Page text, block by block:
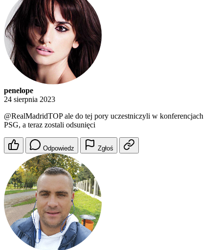
penelope
24 sierpnia 2023
@RealMadridTOPale do tej pory uczestniczyli w konferencjach
PSG, a teraz zostali odsunięci
Odpowiedz Zgłoś